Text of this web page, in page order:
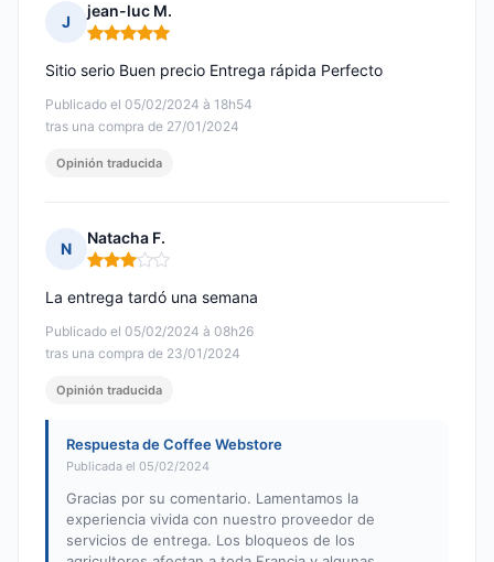
J
jean-luc M.
Nota: 5 de 5
Publicado el 05/02/2024 à 18h54
tras una compra de 27/01/2024
Sitio serio Buen precio Entrega rápida Perfecto
Opinión traducida
N
Natacha F.
Nota: 3 de 5
Publicado el 05/02/2024 à 08h26
tras una compra de 23/01/2024
La entrega tardó una semana
Opinión traducida
Respuesta de Coffee Webstore
Publicada el 05/02/2024
Gracias por su comentario. Lamentamos la
experiencia vivida con nuestro proveedor de
servicios de entrega. Los bloqueos de los